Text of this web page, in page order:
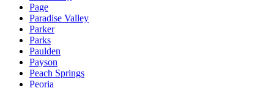
Page
Paradise Valley
Parker
Parks
Paulden
Payson
Peach Springs
Peoria